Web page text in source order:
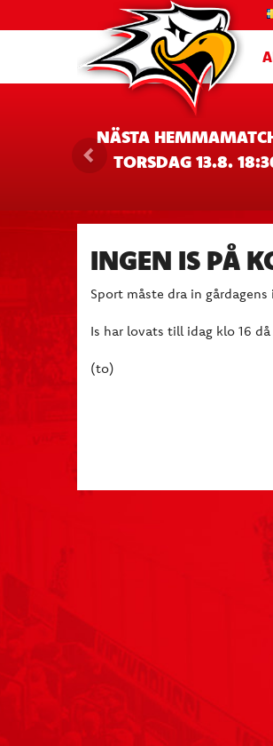
NÄSTA
TORSDAG 13.8.
INGEN IS PÅ
Sport måste dra in
Is har lovats till idag klo 16
(to)